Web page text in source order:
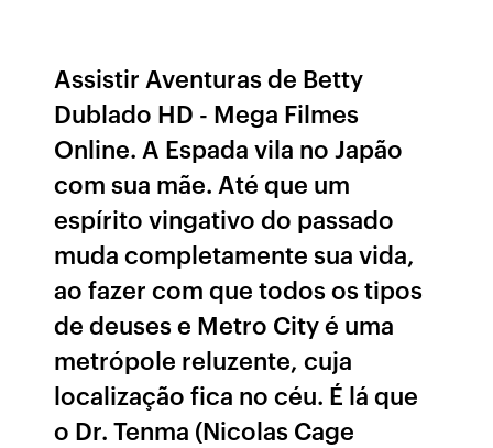
Assistir Aventuras de Betty
Dublado HD - Mega Filmes
Online. A Espada vila no Japão
com sua mãe. Até que um
espírito vingativo do passado
muda completamente sua vida,
ao fazer com que todos os tipos
de deuses e Metro City é uma
metrópole reluzente, cuja
localização fica no céu. É lá que
o Dr. Tenma (Nicolas Cage